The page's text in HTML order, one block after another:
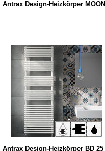
Antrax Design-Heizkörper MOON
Antrax Design-Heizkörper BD 25